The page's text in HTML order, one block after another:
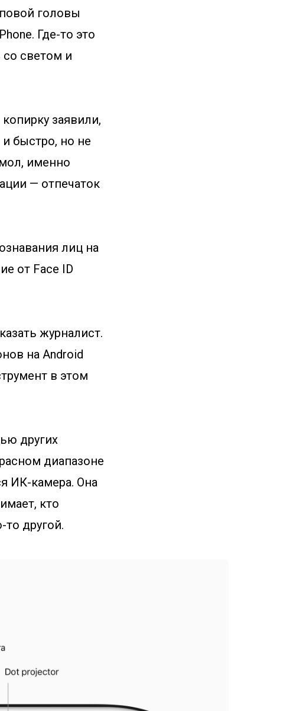
головы
Где-то это
со светом и
заявили,
быстро, но не
именно
— отпечаток
лиц на
от Face ID
журналист.
на Android
в этом
других
диапазоне
ИК-камера. Она
кто
другой.